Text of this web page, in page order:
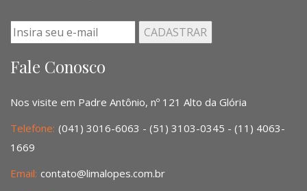
Fale Conosco
Nos visite em Padre Antônio, nº 121 Alto da Glória
Telefone: (041) 3016-6063 - (51) 3103-0345 - (11) 4063-
1669
Email: contato@limalopes.com.br